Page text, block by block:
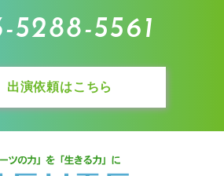
5288-5561
出演依頼はこちら